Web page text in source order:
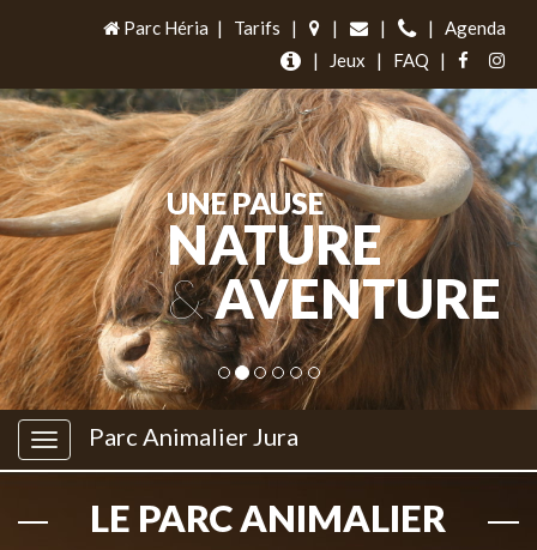
Parc Héria | Tarifs | | | |
Agenda
|
Jeux | FAQ |
UNE PAUSE
NATURE
&AVENTURE
Parc Animalier Jura
LE PARC ANIMALIER